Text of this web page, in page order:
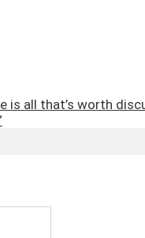
is all that’s worth